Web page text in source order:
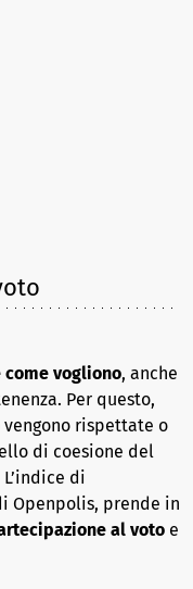
vogliono, anche
Per questo,
rispettate o
di coesione del
di
Openpolis, prende in
al voto e